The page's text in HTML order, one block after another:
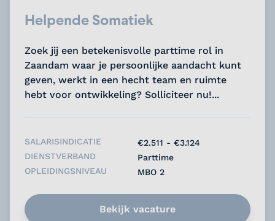
Helpende Somatiek
Zoek jij een betekenisvolle parttime rol in
Zaandam waar je persoonlijke aandacht kunt
geven, werkt in een hecht team en ruimte
hebt voor ontwikkeling? Solliciteer nu!...
SALARISINDICATIE
€2.511 - €3.124
DIENSTVERBAND
Parttime
OPLEIDINGSNIVEAU
MBO 2
Bekijk vacature